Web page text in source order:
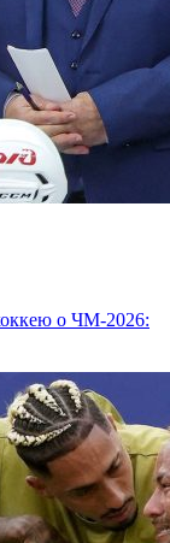
о ЧМ-2026: